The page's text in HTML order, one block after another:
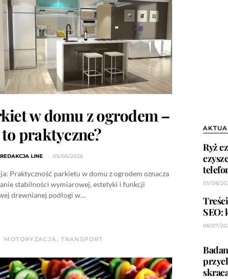
w domu z ogrodem –
to praktyczne?
REDAKCJA LINE 05/06/2026
Praktyczność parkietu w domu z ogrodem oznacza
stabilności wymiarowej, estetyki i funkcji
drewnianej podłogi w…
MOTORYZACJA, TRANSPORT
Ryż
05/08/
SEO:
06/07/